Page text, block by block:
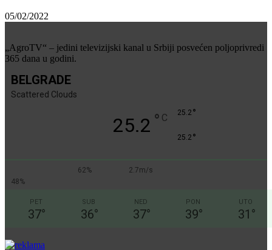
05/02/2022
„AgroTV“ – jedini televizijski kanal u Srbiji posvećen poljoprivredi
365 dana u godini.
BELGRADE
Scattered Clouds
25.2 ° C 25.2 °
25.2 °
62%
2.7m/s
48%
PET
37°
SUB
36°
NED
37°
PON
39°
UTO
31 °